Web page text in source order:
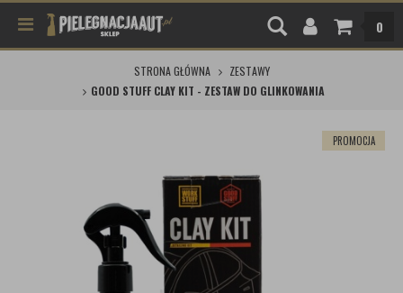
0
STRONA GŁÓWNA
ZESTAWY
GOOD STUFF CLAY KIT - ZESTAW DO GLINKOWANIA
PROMOCJA